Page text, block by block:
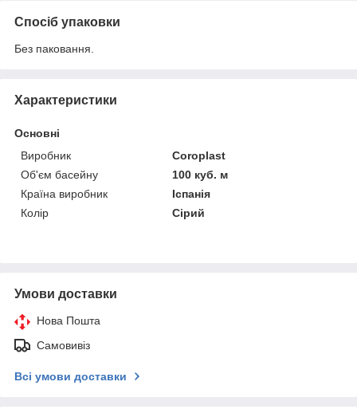
Спосіб упаковки
Без паковання.
Характеристики
Основні
Виробник
Coroplast
Об'єм басейну
100 куб. м
Країна виробник
Іспанія
Колір
Сірий
Умови доставки
Нова Пошта
Самовивіз
Всі умови доставки